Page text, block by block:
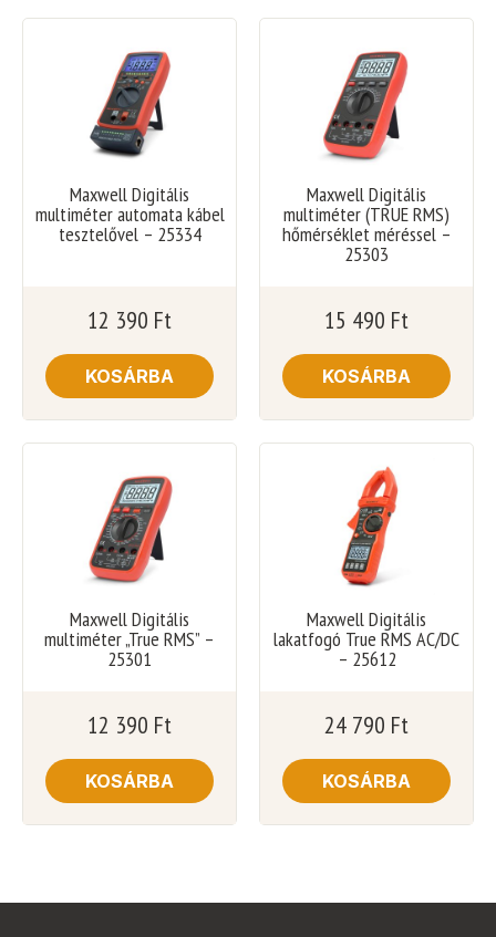
Maxwell Digitális
multiméter automata kábel
tesztelővel – 25334
12 390 Ft
KOSÁRBA
Maxwell Digitális
multiméter (TRUE RMS)
hőmérséklet méréssel –
25303
15 490 Ft
KOSÁRBA
Maxwell Digitális
multiméter „True RMS” –
25301
12 390 Ft
KOSÁRBA
Maxwell Digitális
lakatfogó True RMS AC/DC
– 25612
24 790 Ft
KOSÁRBA